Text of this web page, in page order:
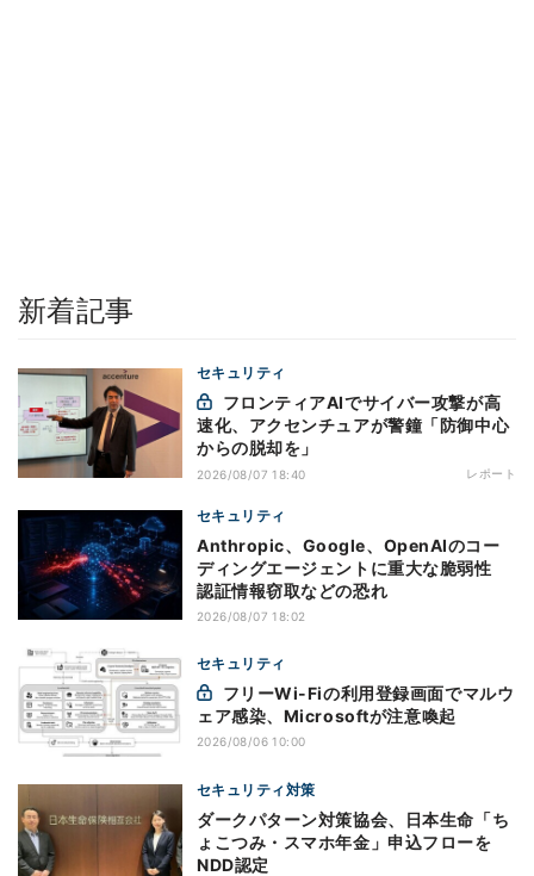
新着記事
セキュリティ
速化、アクセンチュアが警鐘「防御中心
からの脱却を」
2026/08/07 18:40 レポート
セキュリティ
Anthropic、Google、OpenAIのコー
ディングエージェントに重大な脆弱性
認証情報窃取などの恐れ
2026/08/07 18:02
セキュリティ
ェア感染、Microsoftが注意喚起
2026/08/06 10:00
セキュリティ対策
ダークパターン対策協会、日本生命「ち
ょこつみ・スマホ年金」申込フローを
NDD認定